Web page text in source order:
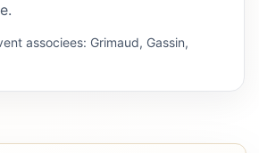
associees: Grimaud, Gassin,